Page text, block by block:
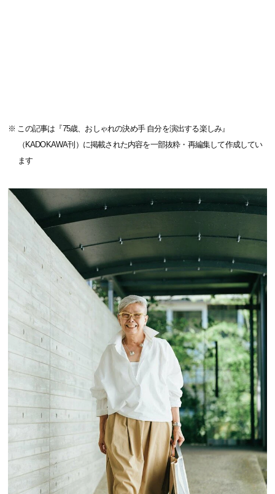
※ この記事は『75歳、おしゃれの決め手 自分を演出する楽しみ』
（KADOKAWA刊）に掲載された内容を一部抜粋・再編集して作成してい
ます